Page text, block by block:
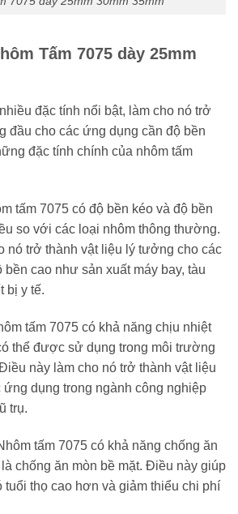
Tấm 7075 dày 25mm
đặc tính nổi bật, làm cho nó trở
đầu cho các ứng dụng cần độ bền
đặc tính chính của nhôm tấm
tấm 7075 có độ bền kéo và độ bền
so với các loại nhôm thông thường.
nó trở thành vật liệu lý tưởng cho các
bền cao như sản xuất máy bay, tàu
bị y tế.
tấm 7075 có khả năng chịu nhiệt
thể được sử dụng trong môi trường
này làm cho nó trở thành vật liệu
ứng dụng trong ngành công nghiệp
trụ.
tấm 7075 có khả năng chống ăn
chống ăn mòn bề mặt. Điều này giúp
tuổi thọ cao hơn và giảm thiểu chi phí